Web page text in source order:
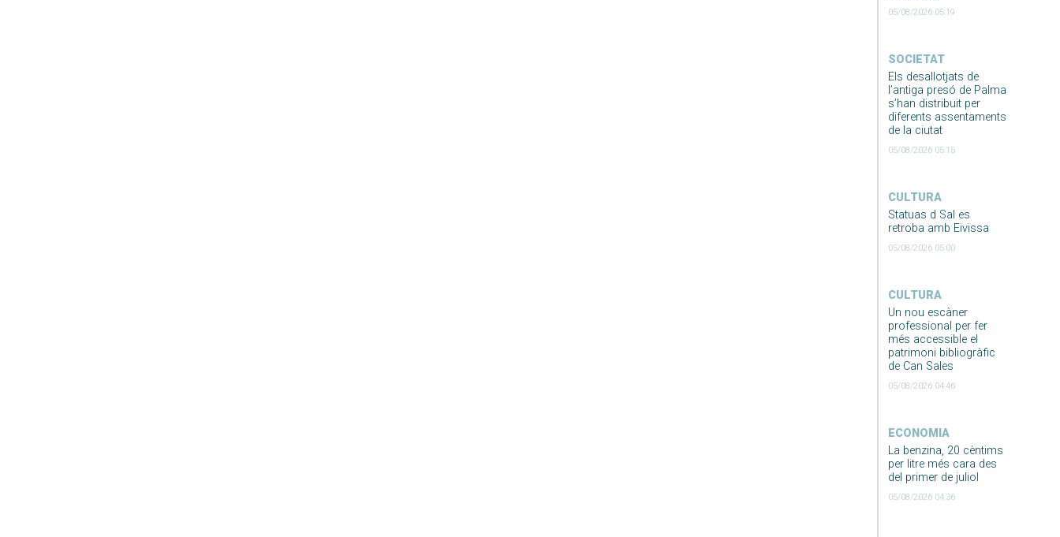
05/08/2026 05:19
SOCIETAT
Els desallotjats de
l’antiga presó de Palma
s’han distribuit per
diferents assentaments
de la ciutat
05/08/2026 05:15
CULTURA
Statuas d Sal es
retroba amb Eivissa
05/08/2026 05:00
CULTURA
Un nou escàner
professional per fer
més accessible el
patrimoni bibliogràfic
de Can Sales
05/08/2026 04:46
ECONOMIA
La benzina, 20 cèntims
per litre més cara des
del primer de juliol
05/08/2026 04:36